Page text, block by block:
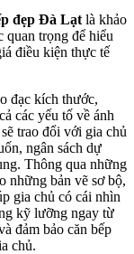
đẹp Đà Lạt là khảo
trọng để hiểu
điều kiện thực tế
đạc kích thước,
các yếu tố về ánh
trao đổi với gia chủ
ngân sách dự
Thông qua những
những bản vẽ sơ bộ,
gia chủ có cái nhìn
kỹ lưỡng ngay từ
đảm bảo căn bếp
chủ.